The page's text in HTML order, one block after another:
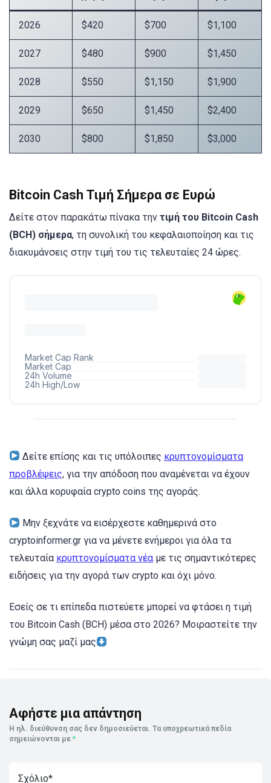
2026 $420 $700 $1,100
2027 $480 $900 $1,450
2028 $550 $1,150 $1,900
2029 $650 $1,450 $2,400
2030 $800 $1,850 $3,000
Bitcoin Cash Τιμή Σήμερα σε Ευρώ
Δείτε στον παρακάτω πίνακα την τιμή του Bitcoin Cash
(BCH) σήμερα, τη συνολική του κεφαλαιοποίηση και τις
διακυμάνσεις στην τιμή του τις τελευταίες 24 ώρες.
Δείτε επίσης και τις υπόλοιπες κρυπτονομίσματα
προβλέψεις, για την απόδοση που αναμένεται να έχουν
και άλλα κορυφαία crypto coins της αγοράς.
Μην ξεχνάτε να εισέρχεστε καθημερινά στο
cryptoinformer.gr για να μένετε ενήμεροι για όλα τα
τελευταία κρυπτονομίσματα νέα με τις σημαντικότερες
ειδήσεις για την αγορά των crypto και όχι μόνο.
Εσείς σε τι επίπεδα πιστεύετε μπορεί να φτάσει η τιμή
του Bitcoin Cash (BCH) μέσα στο 2026? Μοιραστείτε την
γνώμη σας μαζί μας
Αφήστε μια απάντηση
Η ηλ. διεύθυνση σας δεν δημοσιεύεται. Τα υποχρεωτικά πεδία
σημειώνονται με *